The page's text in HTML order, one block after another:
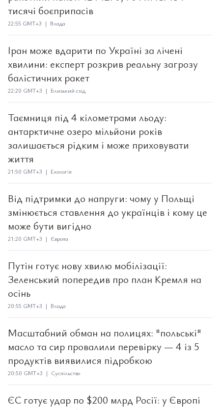
тисячі боєприпасів
22:55 GMT+3 | Влада
Іран може вдарити по Україні за лічені
хвилини: експерт розкрив реальну загрозу
балістичних ракет
22:20 GMT+3 | Близький схід
Таємниця під 4 кілометрами льоду:
антарктичне озеро мільйони років
залишається рідким і може приховувати
життя
21:50 GMT+3 | Екологія
Від підтримки до напруги: чому у Польщі
змінюється ставлення до українців і кому це
може бути вигідно
21:20 GMT+3 | Європа
Путін готує нову хвилю мобілізації:
Зеленський попередив про план Кремля на
осінь
20:55 GMT+3 | Влада
Масштабний обман на полицях: "польські"
масло та сир провалили перевірку — 4 із 5
продуктів виявилися підробкою
20:50 GMT+3 | Суспільство
ЄС готує удар по $200 млрд Росії: у Європі